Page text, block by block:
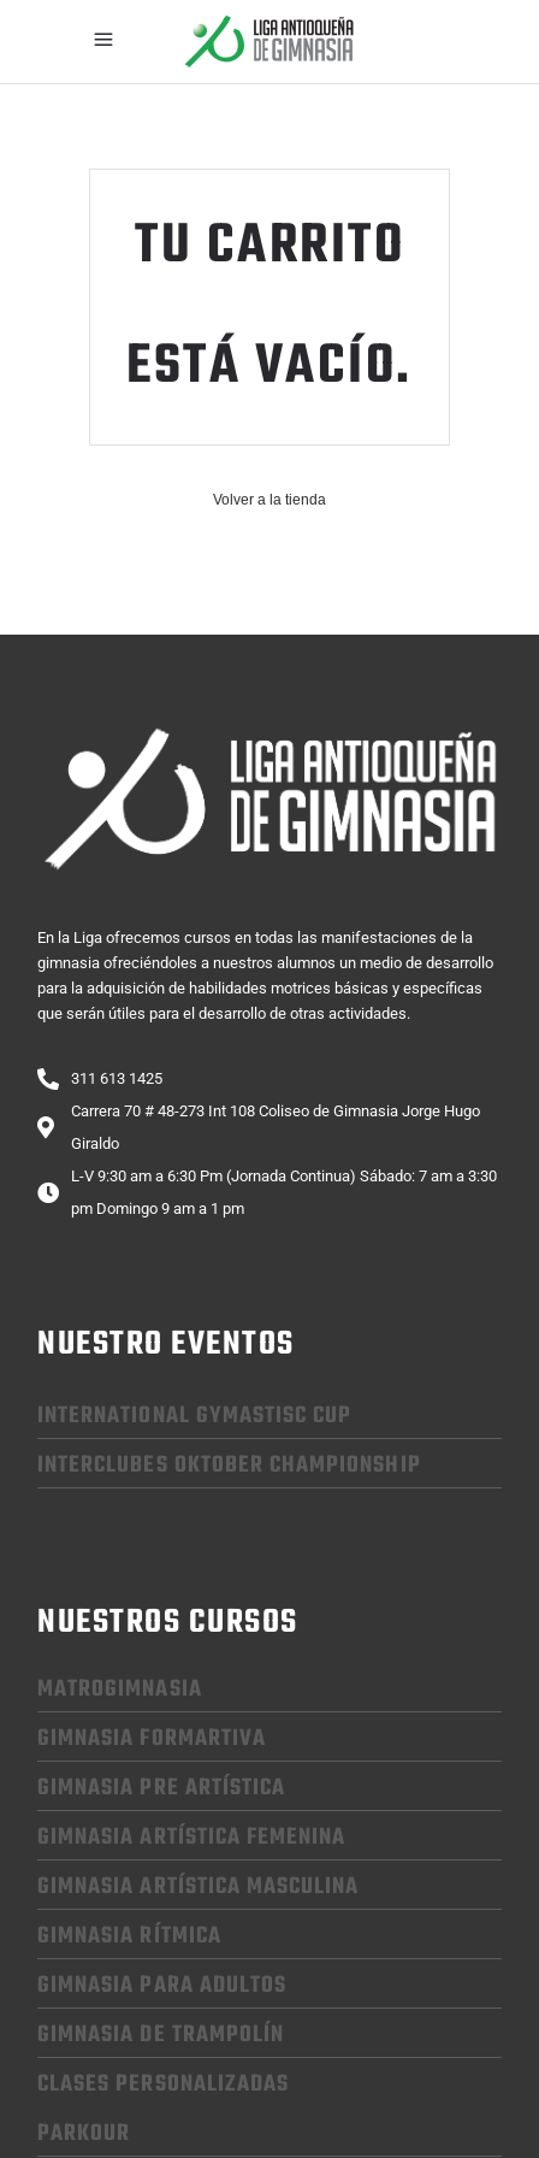
TU CARRITO
ESTÁ VACÍO.
Volver a la tienda
En la Liga ofrecemos cursos en todas las manifestaciones de la
gimnasia ofreciéndoles a nuestros alumnos un medio de desarrollo
para la adquisición de habilidades motrices básicas y específicas
que serán útiles para el desarrollo de otras actividades.
311 613 1425
Carrera 70 # 48-273 Int 108 Coliseo de Gimnasia Jorge Hugo
Giraldo
L-V 9:30 am a 6:30 Pm (Jornada Continua) Sábado: 7 am a 3:30
pm Domingo 9 am a 1 pm
NUESTRO EVENTOS
INTERNATIONAL GYMASTISC CUP
INTERCLUBES OKTOBER CHAMPIONSHIP
NUESTROS CURSOS
MATROGIMNASIA
GIMNASIA FORMARTIVA
GIMNASIA PRE ARTÍSTICA
GIMNASIA ARTÍSTICA FEMENINA
GIMNASIA ARTÍSTICA MASCULINA
GIMNASIA RÍTMICA
GIMNASIA PARA ADULTOS
GIMNASIA DE TRAMPOLÍN
CLASES PERSONALIZADAS
PARKOUR